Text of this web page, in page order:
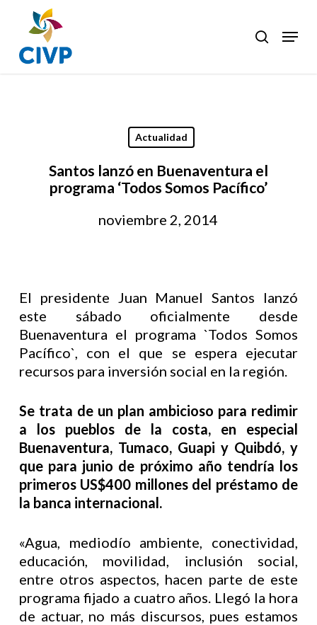
main
content
search
Menu
Actualidad
Santos lanzó en Buenaventura el
programa ‘Todos Somos Pacífico’
noviembre 2, 2014
El presidente Juan Manuel Santos lanzó
este sábado oficialmente desde
Buenaventura el programa `Todos Somos
Pacífico`, con el que se espera ejecutar
recursos para inversión social en la región.
Se trata de un plan ambicioso para redimir
a los pueblos de la costa, en especial
Buenaventura, Tumaco, Guapi y Quibdó, y
que para junio de próximo año tendría los
primeros US$400 millones del préstamo de
la banca internacional.
«Agua, mediodío ambiente, conectividad,
educación, movilidad, inclusión social,
entre otros aspectos, hacen parte de este
programa fijado a cuatro años. Llegó la hora
de actuar, no más discursos, pues estamos
Close